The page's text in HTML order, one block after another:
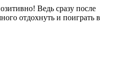
Ведь сразу после
отдохнуть и поиграть в